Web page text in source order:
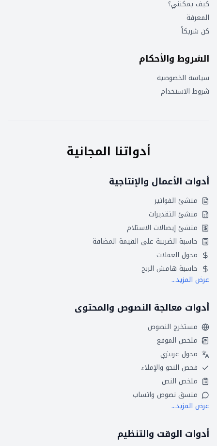
كيف يمكنني؟
المعرفة
كن شريكاً
الشروط والأحكام
سياسة الخصوصية
شروط الاستخدام
أدواتنا المجانية
أدوات الأعمال والإنتاجية
منشئ الفواتير
منشئ التقديرات
منشئ إيصالات الاستلام
حاسبة الضريبة على القيمة المضافة
محول العملات
حاسبة هامش الربح
عرض المزيد...
أدوات معالجة النصوص والمحتوى
مستخرج النصوص
ملخص الموقع
محول عربيزي
فحص النحو والإملاء
ملخص النص
منسق نصوص واتساب
عرض المزيد...
أدوات الوقت والتنظيم